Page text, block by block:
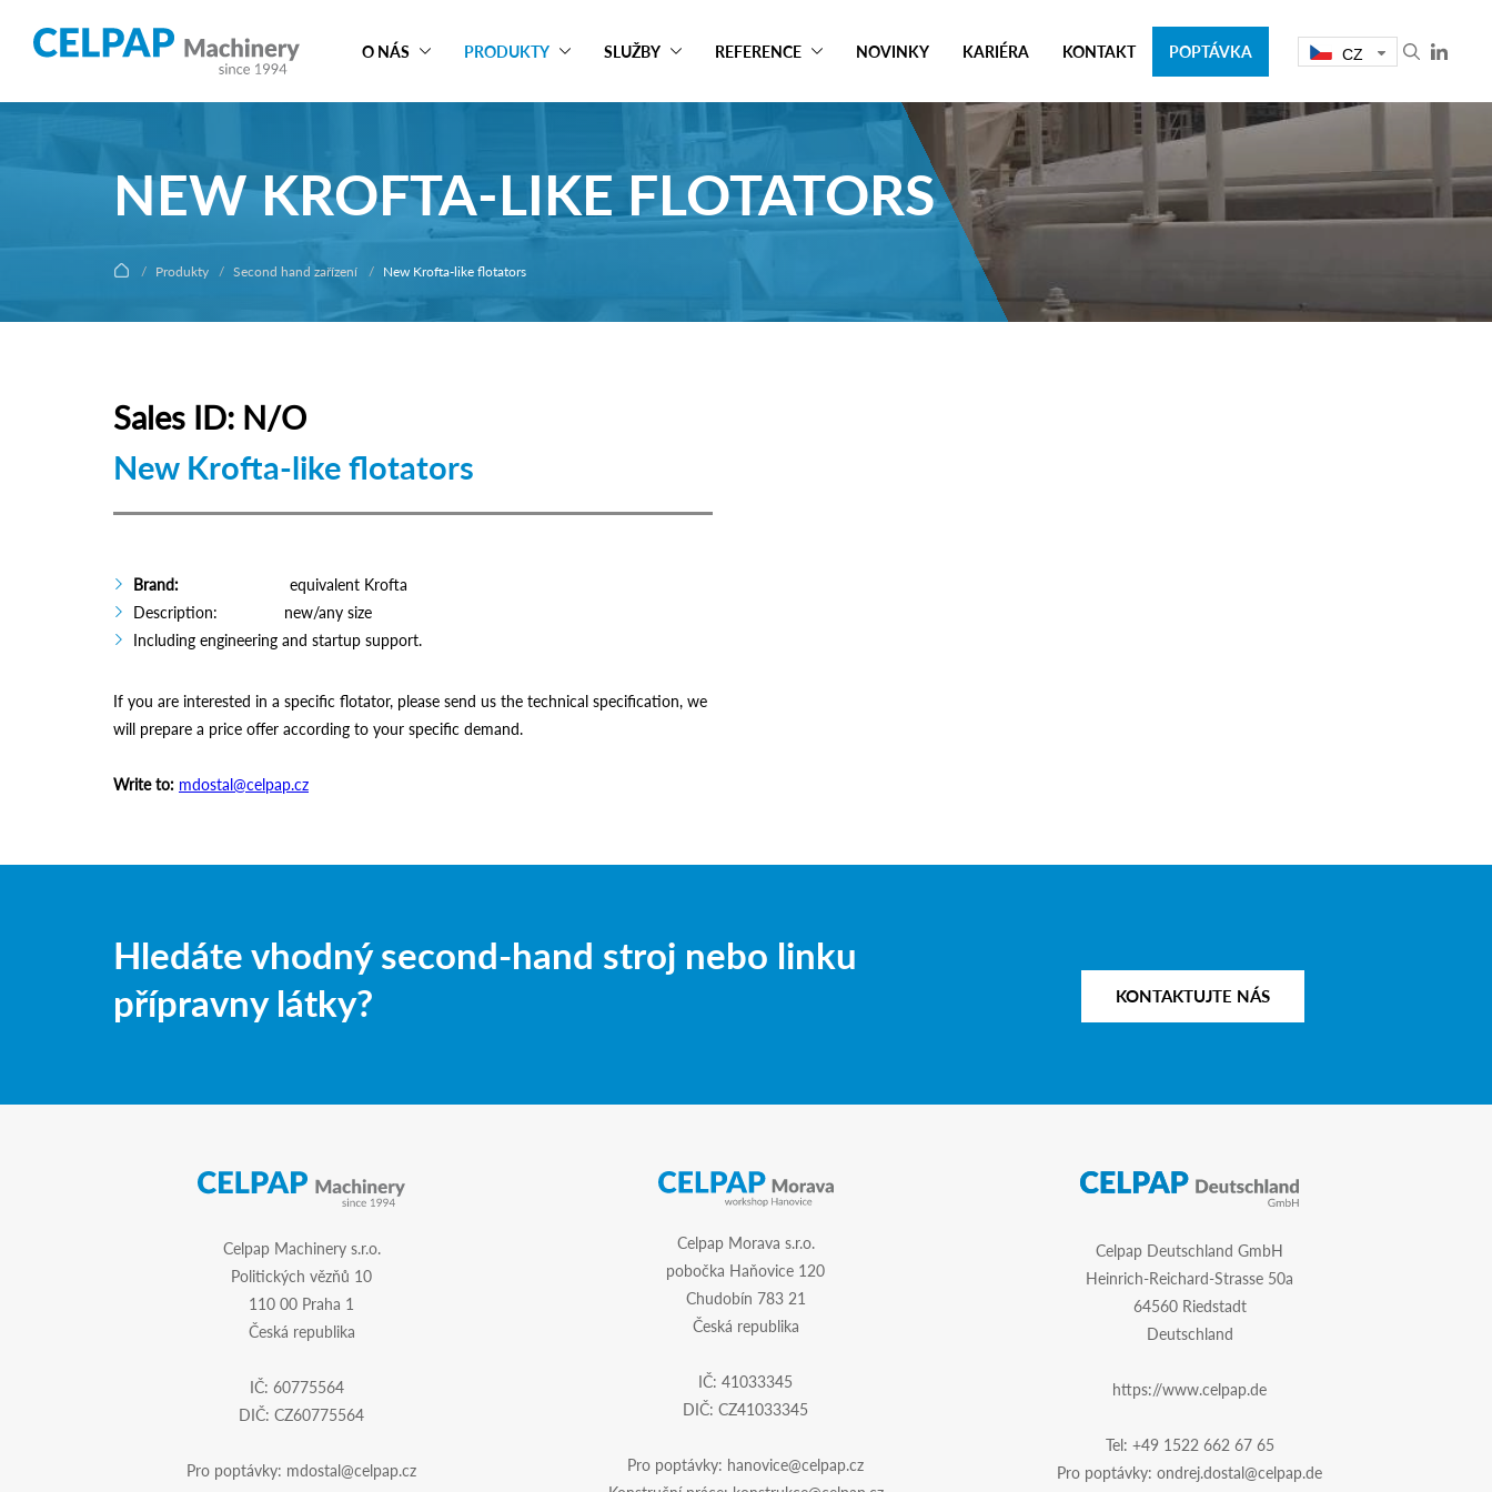
O NÁS PRODUKTY SLUŽBY REFERENCE NOVINKY KARIÉRA KONTAKT POPTÁVKA CZ
NEW KROFTA-LIKE FLOTATORS
Produkty Second hand zařízení New Krofta-like flotators
Sales ID: N/O
New Krofta-like flotators
Brand: equivalent Krofta
Description: new/any size
Including engineering and startup support.
If you are interested in a specific flotator, please send us the technical specification, we
will prepare a price offer according to your specific demand.
Write to: mdostal@celpap.cz
Hledáte vhodný second-hand stroj nebo linku
přípravny látky?
KONTAKTUJTE NÁS
Celpap Machinery s.r.o.
Politických vězňů 10
110 00 Praha 1
Česká republika
IČ: 60775564
DIČ: CZ60775564
Pro poptávky: mdostal@celpap.cz
Celpap Morava s.r.o.
pobočka Haňovice 120
Chudobín 783 21
Česká republika
IČ: 41033345
DIČ: CZ41033345
Pro poptávky: hanovice@celpap.cz
Celpap Deutschland GmbH
Heinrich-Reichard-Strasse 50a
64560 Riedstadt
Deutschland
https://www.celpap.de
Tel: +49 1522 662 67 65
Pro poptávky:ondrej.dostal@celpap.de